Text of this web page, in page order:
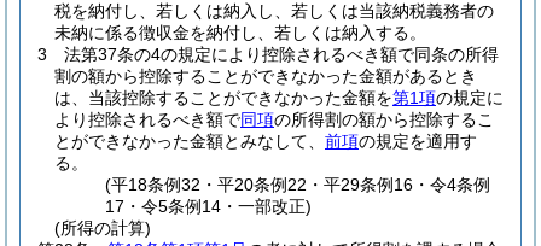
税を納付し、若しくは納入し、若しくは当該納税義務者の
未納に係る徴収金を納付し、若しくは納入する。
3
法第37条の4の規定により控除されるべき額で同条の所得
割の額から控除することができなかった金額があるとき
は、当該控除することができなかった金額を第1項の規定に
より控除されるべき額で同項の所得割の額から控除するこ
とができなかった金額とみなして、 前項の規定を適用す
る。
(平18条例32・平20条例22・平29条例16・令4条例
17・令5条例14・一部改正)
(所得の計算)